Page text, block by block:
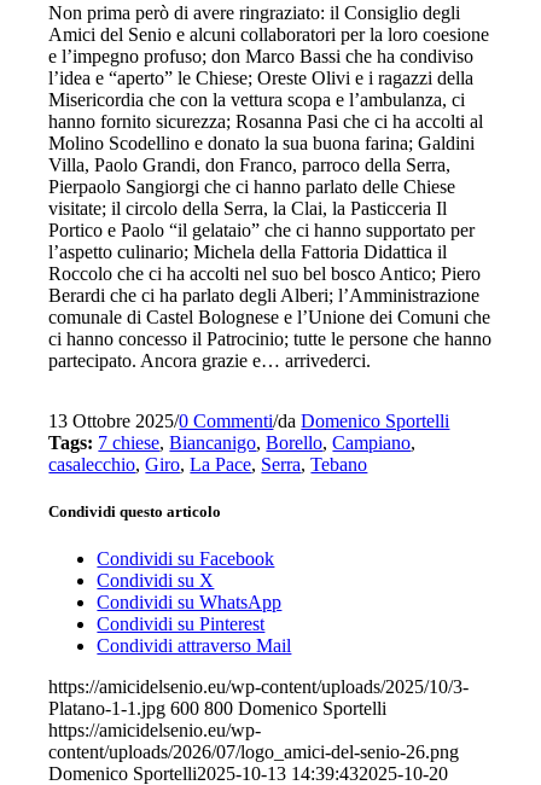
Non prima però di avere ringraziato: il Consiglio degli
Amici del Senio e alcuni collaboratori per la loro coesione
e l’impegno profuso; don Marco Bassi che ha condiviso
l’idea e “aperto” le Chiese; Oreste Olivi e i ragazzi della
Misericordia che con la vettura scopa e l’ambulanza, ci
hanno fornito sicurezza; Rosanna Pasi che ci ha accolti al
Molino Scodellino e donato la sua buona farina; Galdini
Villa, Paolo Grandi, don Franco, parroco della Serra,
Pierpaolo Sangiorgi che ci hanno parlato delle Chiese
visitate; il circolo della Serra, la Clai, la Pasticceria Il
Portico e Paolo “il gelataio” che ci hanno supportato per
l’aspetto culinario; Michela della Fattoria Didattica il
Roccolo che ci ha accolti nel suo bel bosco Antico; Piero
Berardi che ci ha parlato degli Alberi; l’Amministrazione
comunale di Castel Bolognese e l’Unione dei Comuni che
ci hanno concesso il Patrocinio; tutte le persone che hanno
partecipato. Ancora grazie e… arrivederci.
13 Ottobre 2025/0 Commenti/daDomenico Sportelli
Tags: 7 chiese,Biancanigo,Borello,Campiano,
casalecchio,Giro,La Pace, Serra,Tebano
Condividi questo articolo
Condividi su Facebook
Condividi su X
Condividi su WhatsApp
Condividi su Pinterest
Condividi attraverso Mail
https://amicidelsenio.eu/wp-content/uploads/2025/10/3-
Platano-1-1.jpg 600 800 Domenico Sportelli
https://amicidelsenio.eu/wp-
content/uploads/2026/07/logo_amici-del-senio-26.png
Domenico Sportelli2025-10-13 14:39:432025-10-20